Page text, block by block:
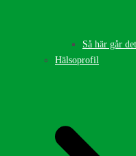
Så här går
Hälsoprofil